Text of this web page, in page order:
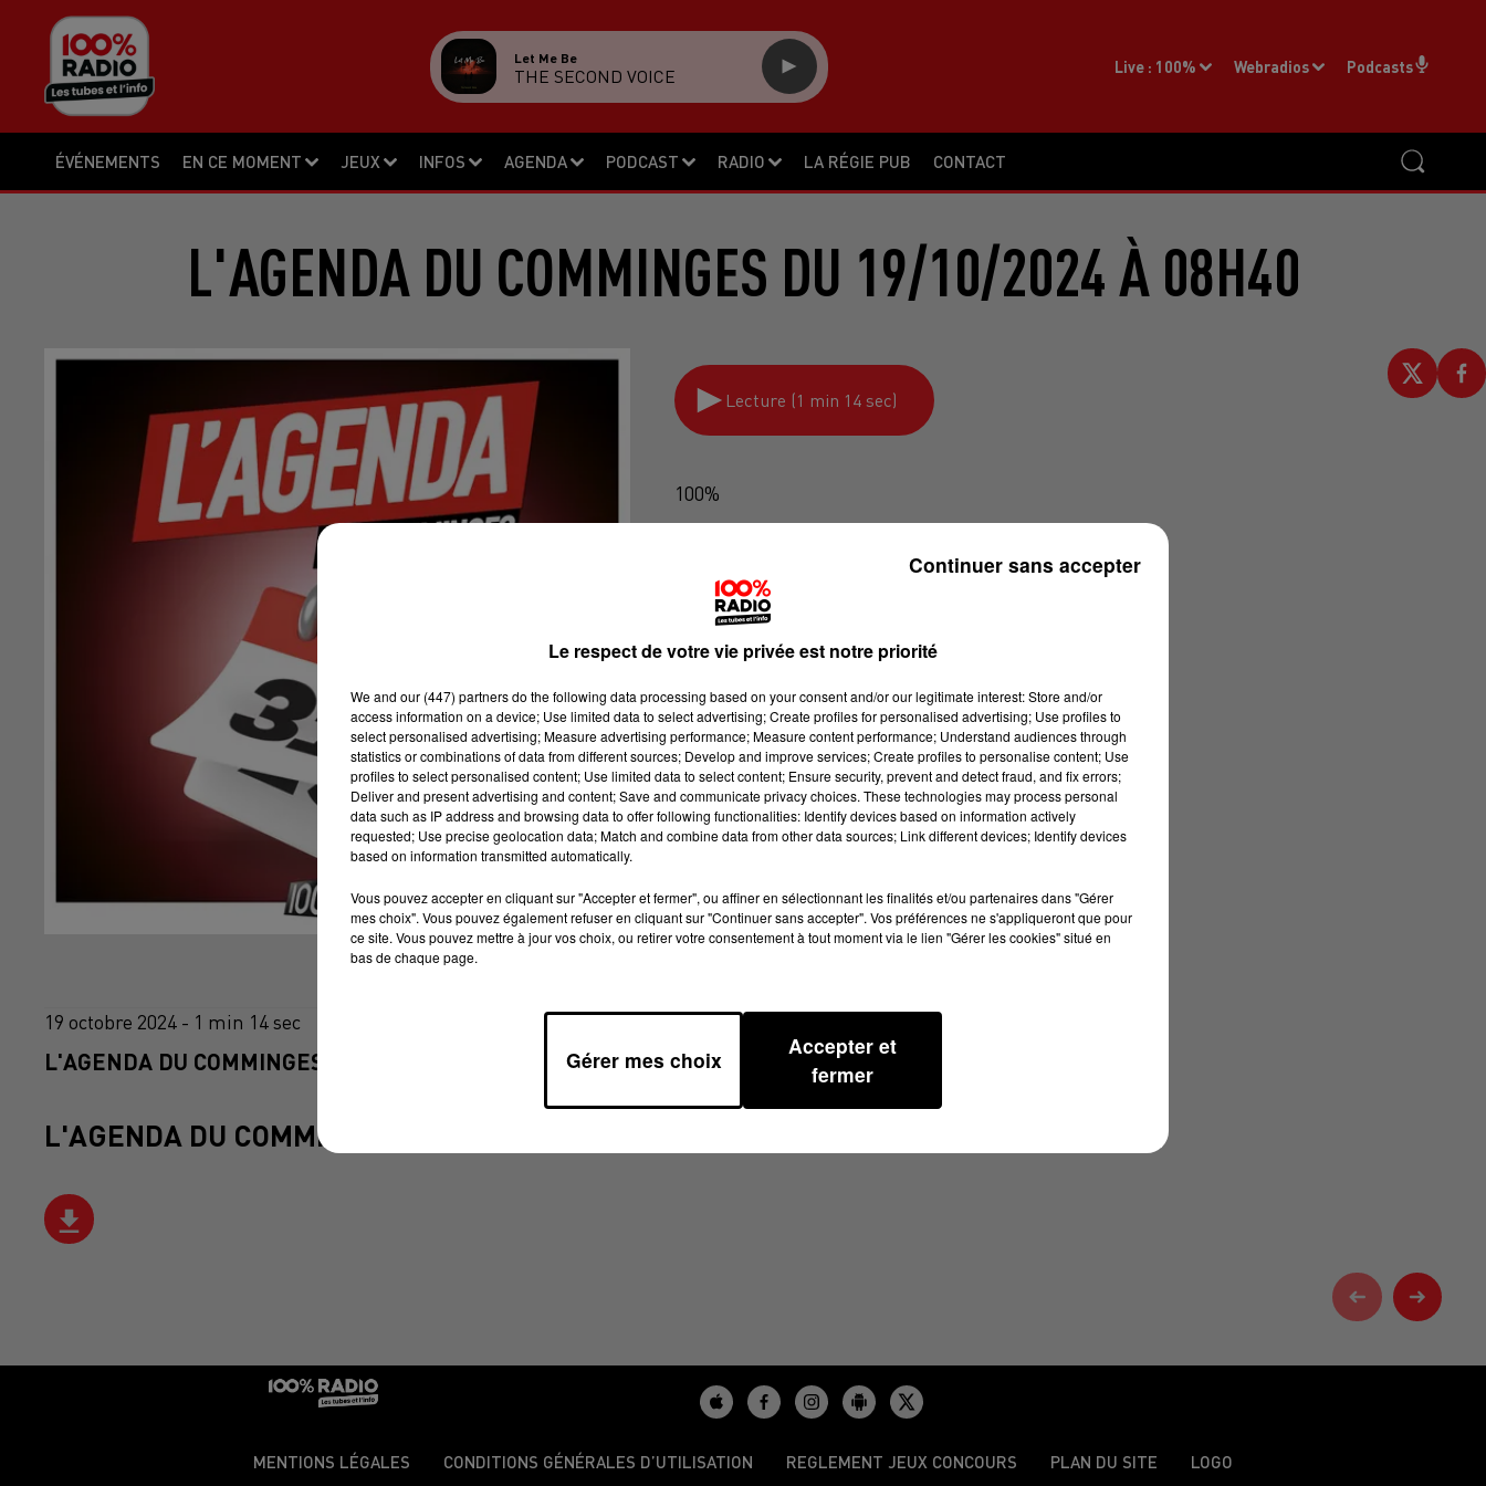
ÉVÉNEMENTS EN CE MOMENT JEUX INFOS AGENDA PODCAST RADIO LA RÉGIE PUB CONTACT
Live : 100% Webradios Podcasts
Let Me Be
THE SECOND VOICE
L'AGENDA DU COMMINGES DU 19/10/2024 À 08H40
Lecture (1 min 14 sec)
100%
19 octobre 2024 - 1 min 14 sec
L'AGENDA DU COMMINGES DU 19/10/2024 À 08H40
L'AGENDA DU COMMINGES
MENTIONS LÉGALES CONDITIONS GÉNÉRALES D’UTILISATION REGLEMENT JEUX CONCOURS PLAN DU SITE LOGO
Le respect de votre vie privée est notre priorité
We and our (447) partnersdo the following data processing based on your consent and/or our legitimate interest: Store and/or
access information on a device; Use limited data to select advertising; Create profiles for personalised advertising; Use profiles to
select personalised advertising; Measure advertising performance; Measure content performance; Understand audiences through
statistics or combinations of data from different sources; Develop and improve services; Create profiles to personalise content; Use
profiles to select personalised content; Use limited data to select content; Ensure security, prevent and detect fraud, and fix errors;
Deliver and present advertising and content; Save and communicate privacy choices. These technologies may process personal
data such as IP address and browsing data to offer following functionalities: Identify devices based on information actively
requested; Use precise geolocation data; Match and combine data from other data sources; Link different devices; Identify devices
based on information transmitted automatically.
Vous pouvez accepter en cliquant sur "Accepter et fermer", ou affiner en sélectionnant les finalités et/ou partenaires dans "Gérer
mes choix". Vous pouvez également refuser en cliquant sur "Continuer sans accepter". Vos préférences ne s'appliqueront que pour
ce site. Vous pouvez mettre à jour vos choix, ou retirer votre consentement à tout moment via le lien "Gérer les cookies" situé en
bas de chaque page.
Gérer mes choix
Accepter et
fermer
Continuer sans accepter